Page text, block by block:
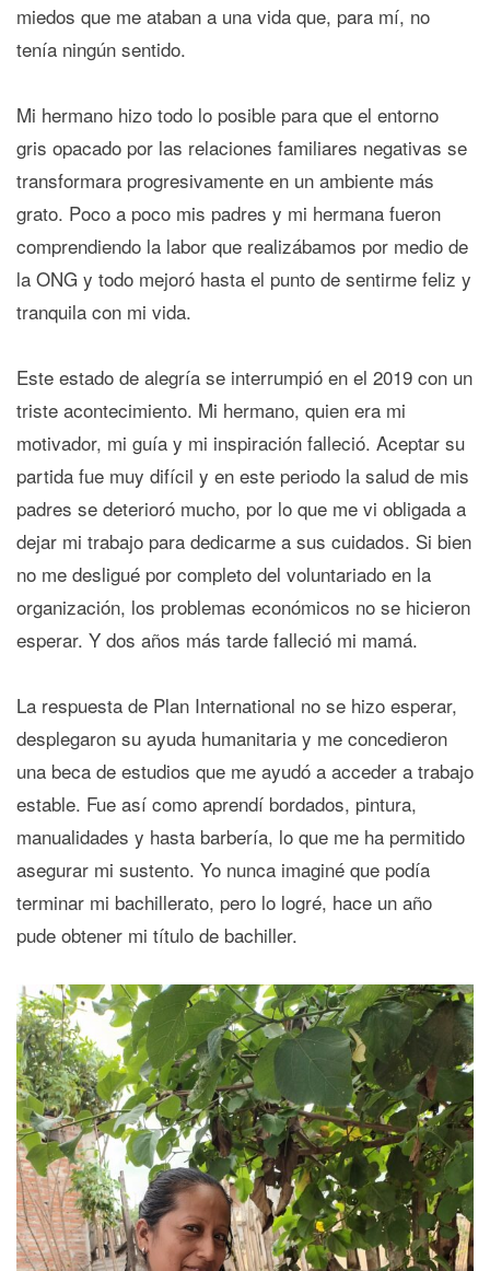
miedos que me ataban a una vida que, para mí, no
tenía ningún sentido.
Mi hermano hizo todo lo posible para que el entorno
gris opacado por las relaciones familiares negativas se
transformara progresivamente en un ambiente más
grato. Poco a poco mis padres y mi hermana fueron
comprendiendo la labor que realizábamos por medio de
la ONG y todo mejoró hasta el punto de sentirme feliz y
tranquila con mi vida.
Este estado de alegría se interrumpió en el 2019 con un
triste acontecimiento. Mi hermano, quien era mi
motivador, mi guía y mi inspiración falleció. Aceptar su
partida fue muy difícil y en este periodo la salud de mis
padres se deterioró mucho, por lo que me vi obligada a
dejar mi trabajo para dedicarme a sus cuidados. Si bien
no me desligué por completo del voluntariado en la
organización, los problemas económicos no se hicieron
esperar. Y dos años más tarde falleció mi mamá.
La respuesta de Plan International no se hizo esperar,
desplegaron su ayuda humanitaria y me concedieron
una beca de estudios que me ayudó a acceder a trabajo
estable. Fue así como aprendí bordados, pintura,
manualidades y hasta barbería, lo que me ha permitido
asegurar mi sustento. Yo nunca imaginé que podía
terminar mi bachillerato, pero lo logré, hace un año
pude obtener mi título de bachiller.